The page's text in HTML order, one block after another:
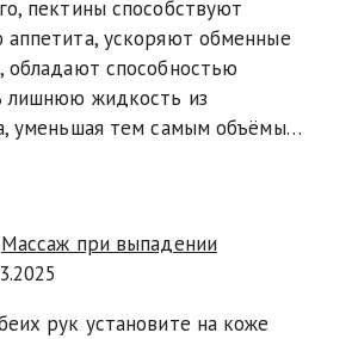
пектины способствуют
ускоряют обменные
обладают способностью
лишнюю жидкость из
уменьшая тем самым объёмы…
Массаж при выпадении
рук установите на коже